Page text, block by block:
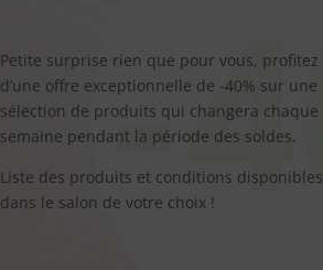
Petite surprise rien que pour vous, profitez
d’une offre exceptionnelle de -40% sur une
sélection de produits qui changera chaque
semaine pendant la période des soldes.
Liste des produits et conditions disponibles
dans le salon de votre choix !